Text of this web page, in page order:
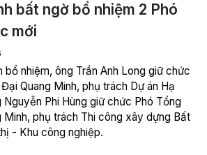
bất ngờ bổ nhiệm 2 Phó
mới
nhiệm, ông Trần Anh Long giữ chức
Quang Minh, phụ trách Dự án Hạ
Phi Hùng giữ chức Phó Tổng
Minh, phụ trách Thi công xây dựng Bất
- Khu công nghiệp.